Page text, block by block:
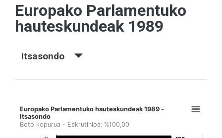
Europako Parlamentuko
hauteskundeak 1989
Itsasondo
Europako Parlamentuko hauteskundeak 1989 -
Itsasondo
Boto kopurua - Eskrutinioa: %100,00